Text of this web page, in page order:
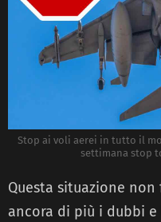
Stop ai voli aerei in tutto il
settimana stop
Questa situazione
ancora di più i dubbi